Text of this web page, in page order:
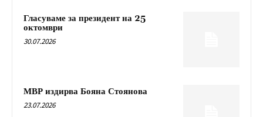
Гласуваме за президент на 25
октомври
30.07.2026
МВР издирва Бояна Стоянова
23.07.2026